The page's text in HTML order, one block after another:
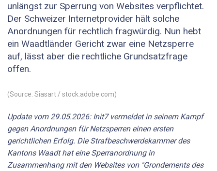
unlängst zur Sperrung von Websites verpflichtet.
Der Schweizer Internetprovider hält solche
Anordnungen für rechtlich fragwürdig. Nun hebt
ein Waadtländer Gericht zwar eine Netzsperre
auf, lässt aber die rechtliche Grundsatzfrage
offen.
(Source: Siasart / stock.adobe.com)
Update vom 29.05.2026: Init7 vermeldet in seinem Kampf
gegen Anordnungen für Netzsperren einen ersten
gerichtlichen Erfolg. Die Strafbeschwerdekammer des
Kantons Waadt hat eine Sperranordnung in
Zusammenhang mit den Websites von "Grondements des